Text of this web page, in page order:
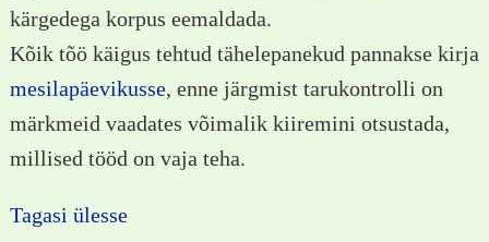
kärgedega korpus eemaldada.
Kõik tõö käigus tehtud tähelepanekud pannakse kirja
mesilapäevikusse, enne järgmist tarukontrolli on
märkmeid vaadates võimalik kiiremini otsustada,
millised tööd on vaja teha.
Tagasi ülesse